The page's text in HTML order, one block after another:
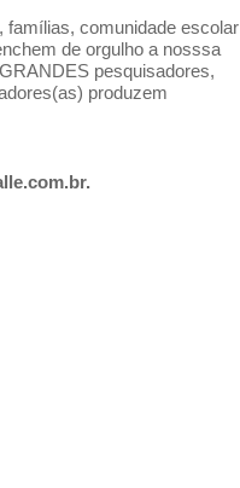
famílias, comunidade escolar
de orgulho a nosssa
pesquisadores,
produzem
.